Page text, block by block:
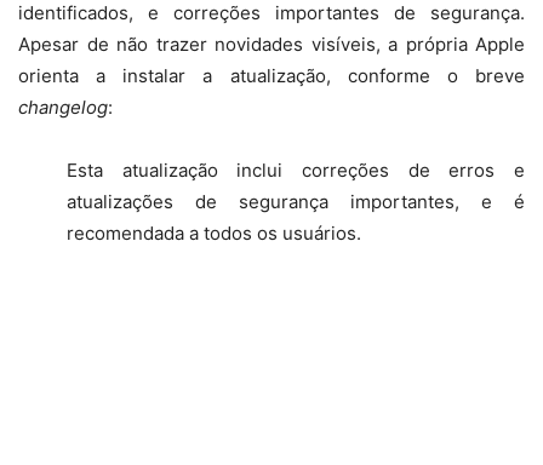
identificados, e correções importantes de segurança.
Apesar de não trazer novidades visíveis, a própria Apple
orienta a instalar a atualização, conforme o breve
changelog:
Esta atualização inclui correções de erros e
atualizações de segurança importantes, e é
recomendada a todos os usuários.